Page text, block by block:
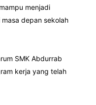
menjadi
depan sekolah
SMK Abdurrab
kerja yang telah